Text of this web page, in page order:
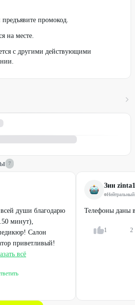
промокод.
на месте.
с другими действующими
7
души благодарю
минут),
Салон
приветливый!
всё
Зин
Нейтральный
Телефоны даны
1 2